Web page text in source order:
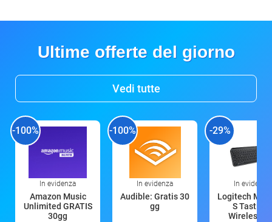
Ultime offerte del giorno
Vedi tutte
-100%
In evidenza
Amazon Music
Unlimited GRATIS
30gg
-100%
In evidenza
Audible: Gratis 30
gg
-29%
In evidenza
Logitech MX
S Tastiera
Wireless